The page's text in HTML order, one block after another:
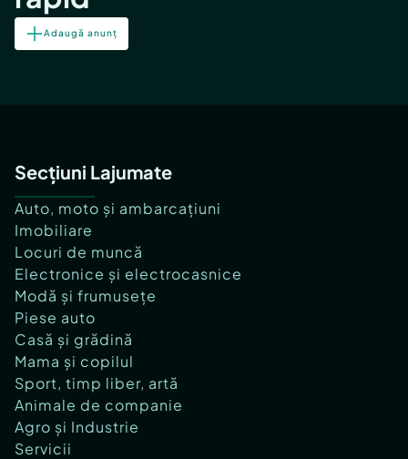
Adaugă anunț
Secțiuni Lajumate
Auto, moto și ambarcațiuni
Imobiliare
Locuri de muncă
Electronice și electrocasnice
Modă și frumusețe
Piese auto
Casă și grădină
Mama și copilul
Sport, timp liber, artă
Animale de companie
Agro și Industrie
Servicii